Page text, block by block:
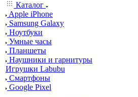
Каталог
Apple iPhone
Samsung Galaxy
Ноутбуки
Умные часы
Планшеты
Наушники и гарнитуры
Игрушки Labubu
Смартфоны
Google Pixel